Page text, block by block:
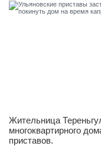
Жительница
многоквартирного
приставов.